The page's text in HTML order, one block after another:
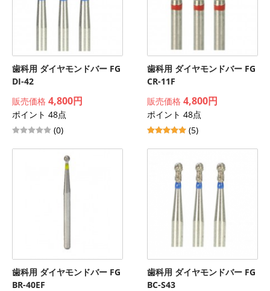
歯科用 ダイヤモンドバー FG
DI-42
販売価格 4,800円
ポイント 48点
(0)
歯科用 ダイヤモンドバー FG
CR-11F
販売価格 4,800円
ポイント 48点
(5)
歯科用 ダイヤモンドバー FG
BR-40EF
歯科用 ダイヤモンドバー FG
BC-S43